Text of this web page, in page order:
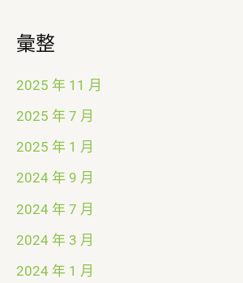
彙整
2025 年 11 月
2025 年 7 月
2025 年 1 月
2024 年 9 月
2024 年 7 月
2024 年 3 月
2024 年 1 月